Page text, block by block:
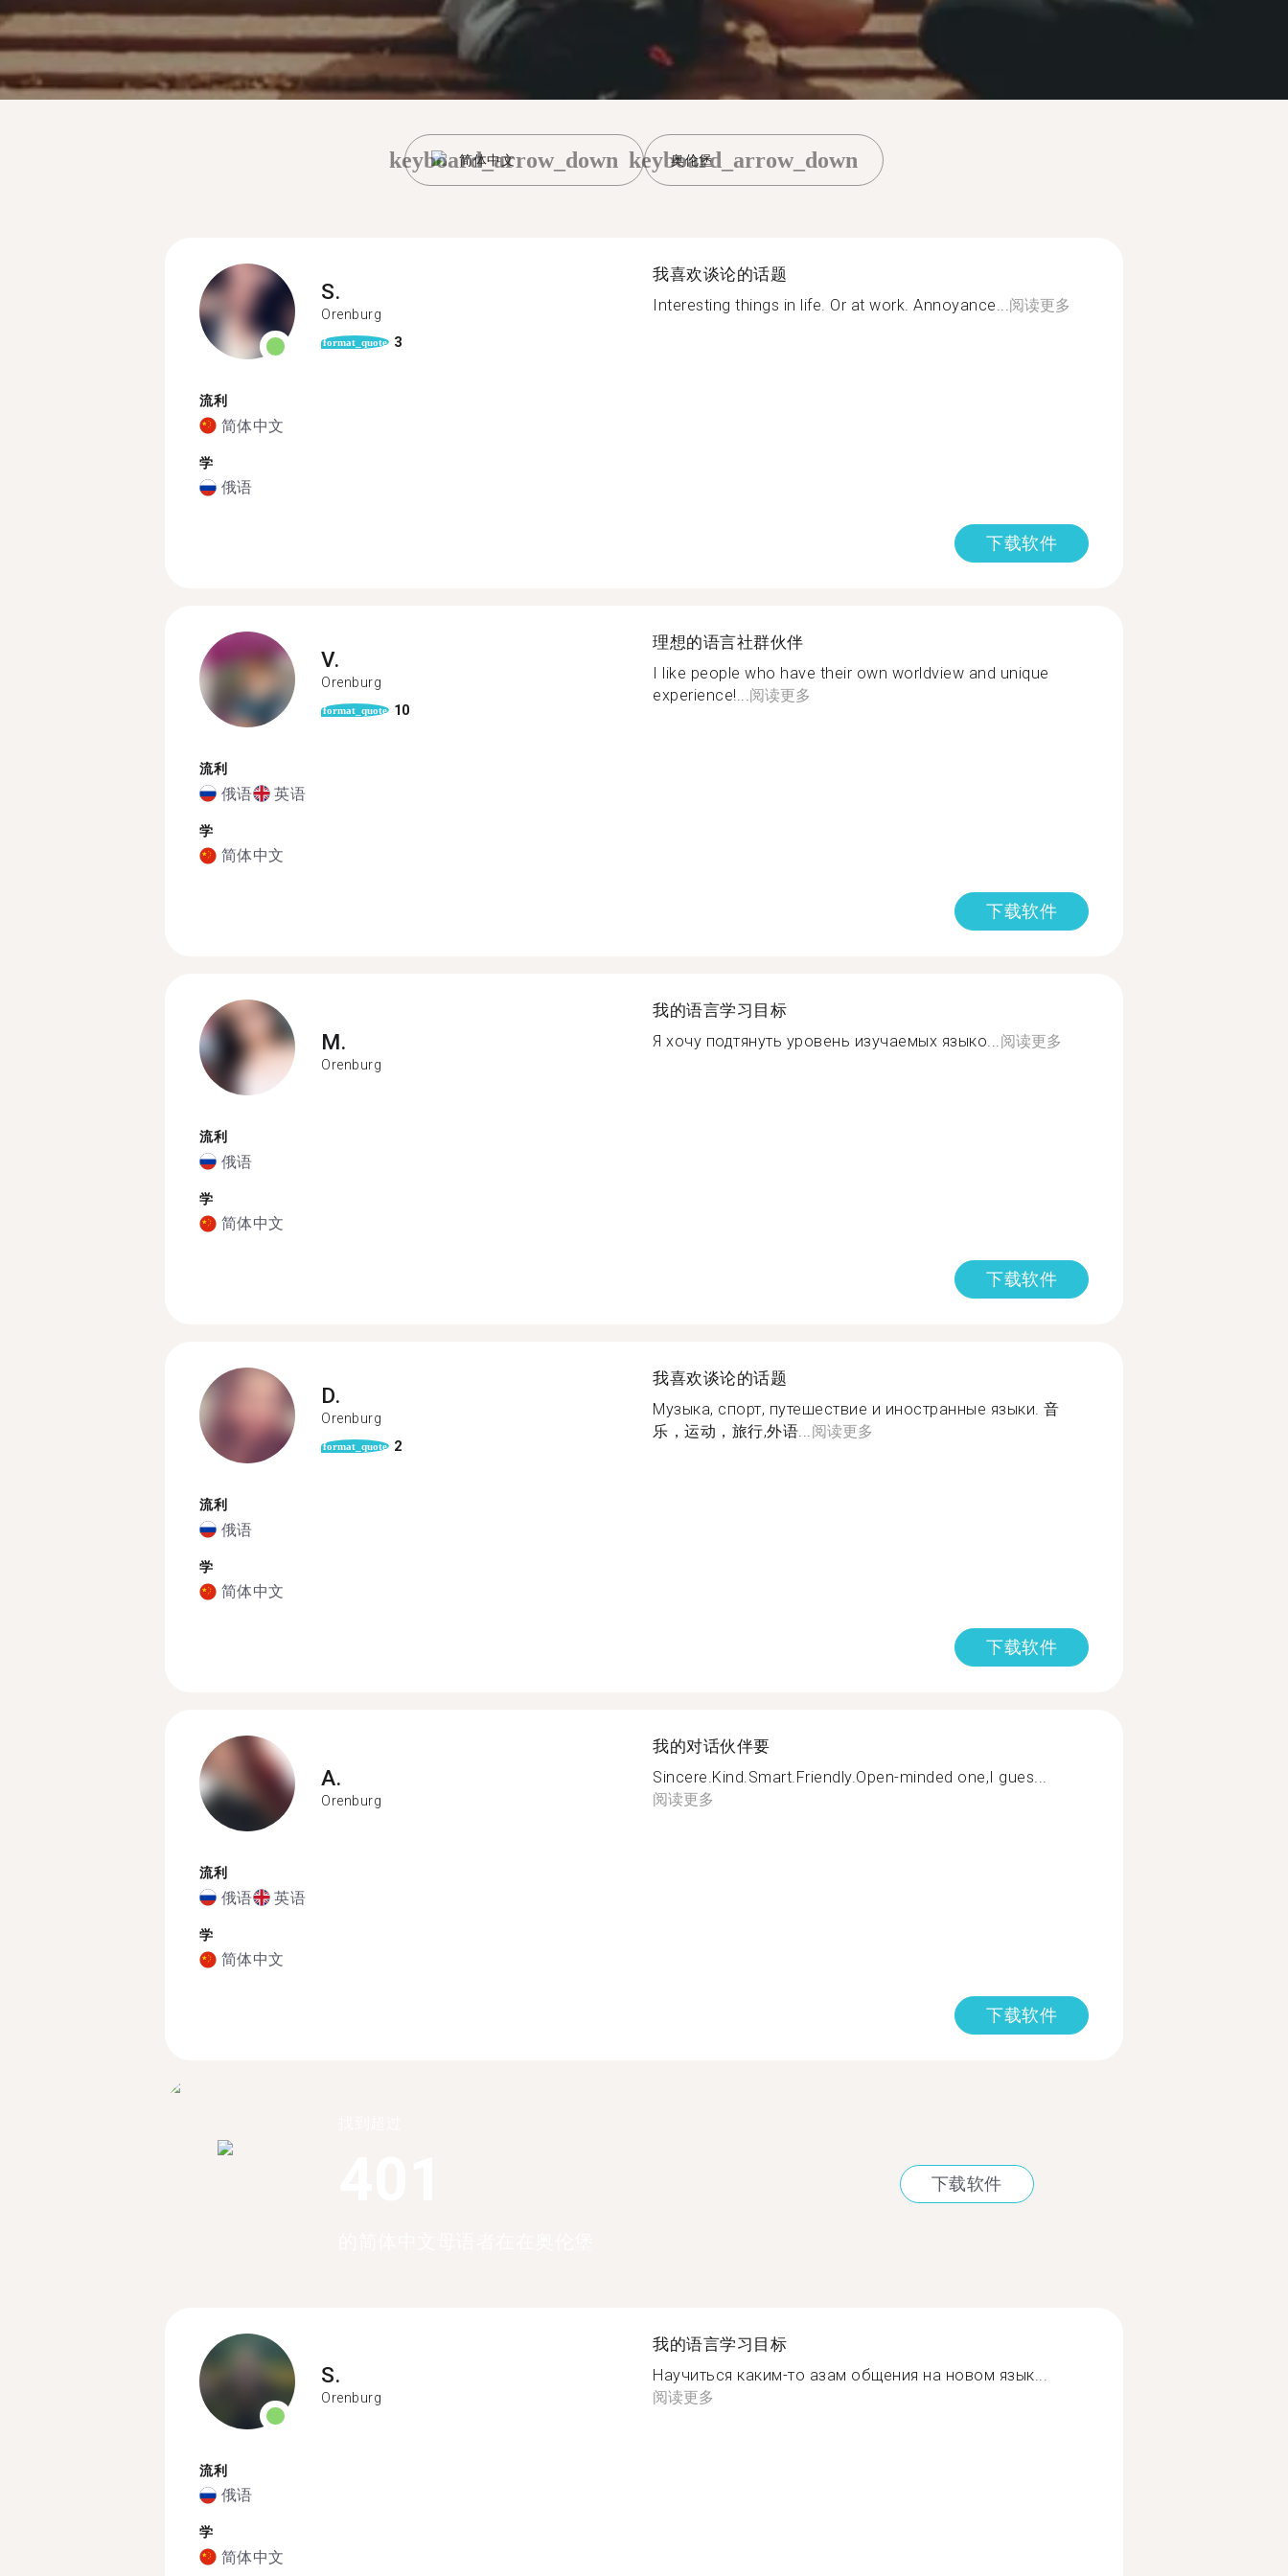
简体中文
keyboard_arrow_down 奥伦堡
keyboard_arrow_down
S.
Orenburg
format_quote 3
流利
简体中文
学
俄语
我喜欢谈论的话题
Interesting things in life. Or at work. Annoyance...阅读更多
下载软件
V.
Orenburg
format_quote 10
流利
俄语 英语
学
简体中文
理想的语言社群伙伴
I like people who have their own worldview and unique
experience!...阅读更多
下载软件
M.
Orenburg
流利
俄语
学
简体中文
我的语言学习目标
Я хочу подтянуть уровень изучаемых языко...阅读更多
下载软件
D.
Orenburg
format_quote 2
流利
俄语
学
简体中文
我喜欢谈论的话题
Музыка, спорт, путешествие и иностранные языки. 音
乐，运动，旅行,外语...阅读更多
下载软件
A.
Orenburg
流利
俄语 英语
学
简体中文
我的对话伙伴要
Sincere.Kind.Smart.Friendly.Open-minded one,I gues...
阅读更多
下载软件
下载软件
S.
Orenburg
流利
俄语
学
简体中文
我的语言学习目标
Научиться каким-то азам общения на новом язык...
阅读更多